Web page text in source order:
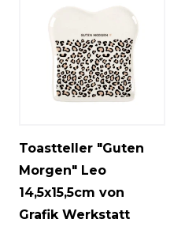
Toastteller "Guten
Morgen" Leo
14,5x15,5cm von
Grafik Werkstatt